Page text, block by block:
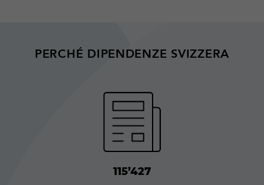
PERCHÉ DIPENDENZE SVIZZERA
115’427